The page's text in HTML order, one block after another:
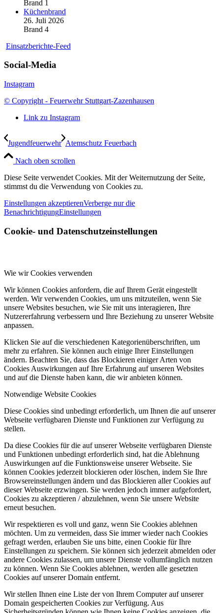
Brand 1
Küchenbrand
26. Juli 2026
Brand 4
Einsatzberichte-Feed
Social-Media
Instagram
© Copyright - Feuerwehr Stuttgart-Zazenhausen
Link zu Instagram
Jugendfeuerwehr Atemschutz Feuerbach
Nach oben scrollen
Diese Seite verwendet Cookies. Mit der Weiternutzung der Seite,
stimmst du die Verwendung von Cookies zu.
Einstellungen akzeptierenVerberge nur die
BenachrichtigungEinstellungen
Cookie- und Datenschutzeinstellungen
Wie wir Cookies verwenden
Wir können Cookies anfordern, die auf Ihrem Gerät eingestellt
werden. Wir verwenden Cookies, um uns mitzuteilen, wenn Sie
unsere Websites besuchen, wie Sie mit uns interagieren, Ihre
Nutzererfahrung verbessern und Ihre Beziehung zu unserer Website
anpassen.
Klicken Sie auf die verschiedenen Kategorienüberschriften, um
mehr zu erfahren. Sie können auch einige Ihrer Einstellungen
ändern. Beachten Sie, dass das Blockieren einiger Arten von
Cookies Auswirkungen auf Ihre Erfahrung auf unseren Websites
und auf die Dienste haben kann, die wir anbieten können.
Notwendige Website Cookies
Diese Cookies sind unbedingt erforderlich, um Ihnen die auf unserer
Webseite verfügbaren Dienste und Funktionen zur Verfügung zu
stellen.
Da diese Cookies für die auf unserer Webseite verfügbaren Dienste
und Funktionen unbedingt erforderlich sind, hat die Ablehnung
Auswirkungen auf die Funktionsweise unserer Webseite. Sie
können Cookies jederzeit blockieren oder löschen, indem Sie Ihre
Browsereinstellungen ändern und das Blockieren aller Cookies auf
dieser Webseite erzwingen. Sie werden jedoch immer aufgefordert,
Cookies zu akzeptieren / abzulehnen, wenn Sie unsere Website
erneut besuchen.
Wir respektieren es voll und ganz, wenn Sie Cookies ablehnen
möchten. Um zu vermeiden, dass Sie immer wieder nach Cookies
gefragt werden, erlauben Sie uns bitte, einen Cookie für Ihre
Einstellungen zu speichern. Sie können sich jederzeit abmelden oder
andere Cookies zulassen, um unsere Dienste vollumfänglich nutzen
zu können. Wenn Sie Cookies ablehnen, werden alle gesetzten
Cookies auf unserer Domain entfernt.
Wir stellen Ihnen eine Liste der von Ihrem Computer auf unserer
Domain gespeicherten Cookies zur Verfügung. Aus